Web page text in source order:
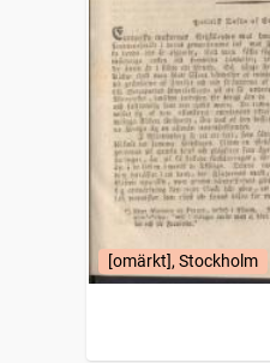
[omärkt], Stockholm